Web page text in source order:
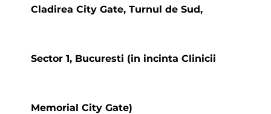
Cladirea City Gate, Turnul de Sud,
Sector 1, Bucuresti (in incinta Clinicii
Memorial City Gate)